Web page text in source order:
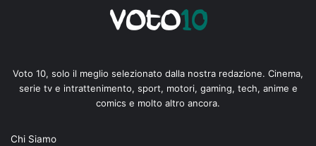
Voto 10, solo il meglio selezionato dalla nostra redazione. Cinema,
serie tv e intrattenimento, sport, motori, gaming, tech, anime e
comics e molto altro ancora.
Chi Siamo